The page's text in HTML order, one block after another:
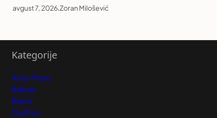
avgust 7, 2026.Zoran Milošević
Kategorije
Auto-Moto
Balkan
Biznis
Društvo